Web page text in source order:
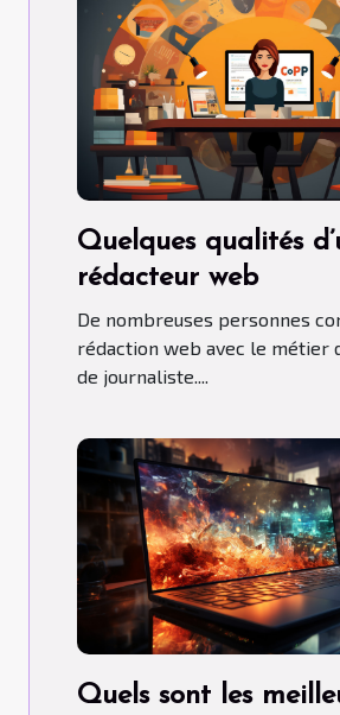
Quelques qualités
rédacteur web
De nombreuses personnes
rédaction web avec le métier
de journaliste....
Quels sont les